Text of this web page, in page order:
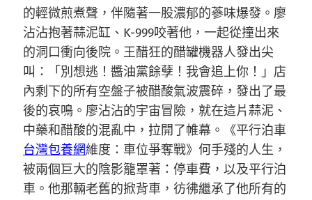
的輕微煎煮聲，伴隨著一股濃郁的蔘味爆發。廖
沾沾抱著蒜泥缸、K-999咬著他，一起從撞出來
的洞口衝向後院。王醋狂的醋罐機器人發出尖
叫：「別想逃！醬油黨餘孽！我會追上你！」店
內剩下的所有空盤子被醋酸氣波震碎，發出了最
後的哀鳴。廖沾沾的宇宙冒險，就在這片蒜泥、
中藥和醋酸的混亂中，拉開了帷幕。《平行泊車
台灣包養網維度：車位爭奪戰》何手殘的人生，
被兩個巨大的陰影籠罩著：停車費，以及平行泊
車。他那輛老舊的掀背車，彷彿繼承了他所有的